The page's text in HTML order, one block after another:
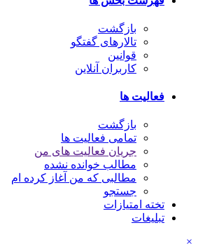
بازگشت
تالارهای گفتگو
قوانین
کاربران آنلاین
فعالیت ها
بازگشت
تمامی فعالیت ها
جریان فعالیت های من
مطالب خوانده نشده
مطالبی که من آغاز کرده ام
جستجو
تخته امتیازات
تبلیغات